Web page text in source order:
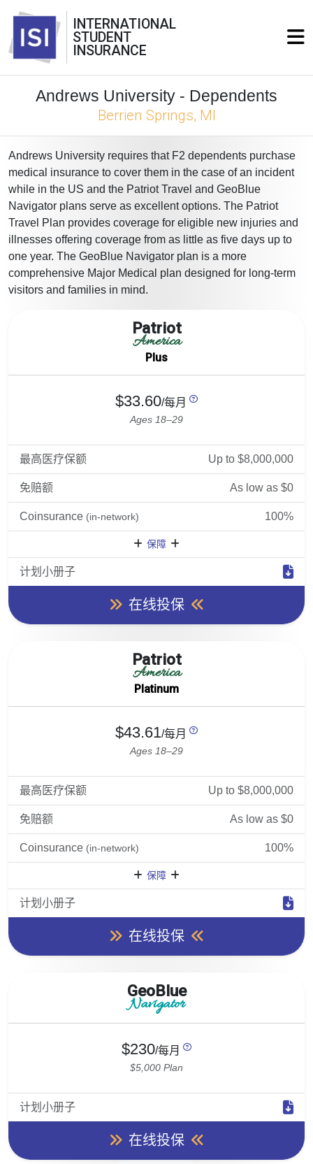
INTERNATIONAL
STUDENT
INSURANCE
Andrews University - Dependents
Berrien Springs, MI
Andrews University requires that F2 dependents purchase
medical insurance to cover them in the case of an incident
while in the US and the Patriot Travel and GeoBlue
Navigator plans serve as excellent options. The Patriot
Travel Plan provides coverage for eligible new injuries and
illnesses offering coverage from as little as five days up to
one year. The GeoBlue Navigator plan is a more
comprehensive Major Medical plan designed for long-term
visitors and families in mind.
Patriot
America
Plus
$33.60/每月
Ages 18–29
最高医疗保额 Up to $8,000,000
免赔额 As low as $0
Coinsurance (in-network) 100%
保障
计划小册子
在线投保
Patriot
America
Platinum
$43.61/每月
Ages 18–29
最高医疗保额 Up to $8,000,000
免赔额 As low as $0
Coinsurance (in-network) 100%
保障
计划小册子
在线投保
GeoBlue
Navigator
$230/每月
$5,000 Plan
计划小册子
在线投保